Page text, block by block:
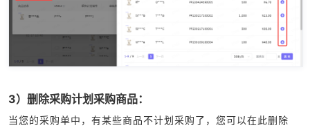
3）删除采购计划采购商品：
当您的采购单中，有某些商品不计划采购了，您可以在此删除